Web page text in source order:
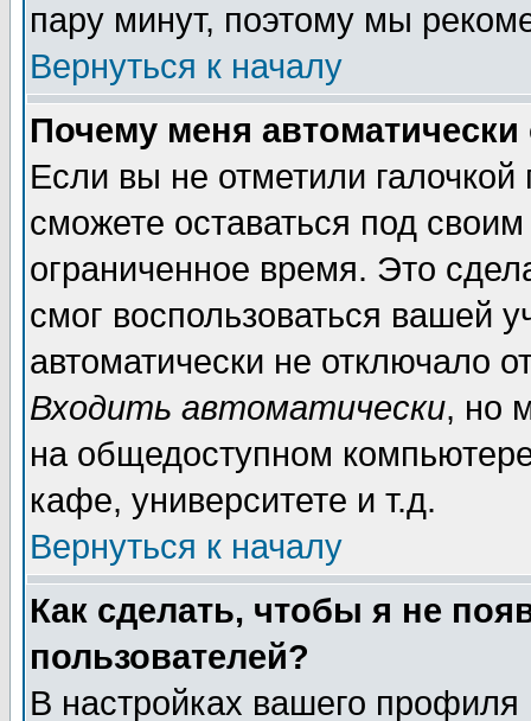
пару минут, поэтому мы
Вернуться к началу
Почему меня автоматически
Если вы не отметили галочкой
сможете оставаться под
ограниченное время. Это
смог воспользоваться вашей
автоматически не отключало
Входить автоматически, но
на общедоступном
кафе, университете и т.д.
Вернуться к началу
Как сделать, чтобы я не
пользователей?
В настройках вашего